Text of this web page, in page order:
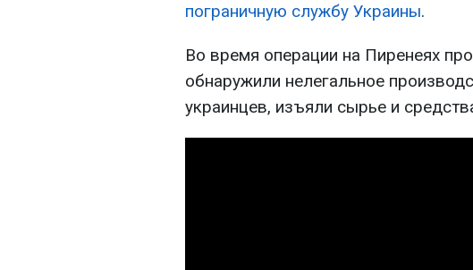
пограничную службу Украины.
Во время операции на Пиренеях
обнаружили нелегальное
украинцев, изъяли сырье и